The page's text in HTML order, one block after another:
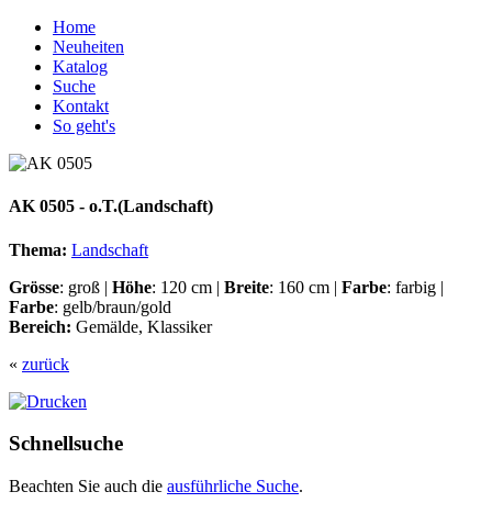
Home
Neuheiten
Katalog
Suche
Kontakt
So geht's
AK 0505 - o.T.(Landschaft)
Thema: Landschaft
Grösse: groß | Höhe: 120 cm | Breite: 160 cm | Farbe: farbig |
Farbe: gelb/braun/gold
Bereich: Gemälde, Klassiker
« zurück
Schnellsuche
Beachten Sie auch die ausführliche Suche.